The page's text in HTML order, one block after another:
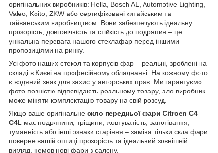
оригінальних виробників: Hella, Bosch AL, Automotive Lighting,
Valeo, Koito, ZKW або сертифіковані китайським та
тайванським виробництвом. Вони забезпечують ідеальну
прозорість, довговічність та стійкість до подряпин – це
унікальна перевага нашого стеклафар перед іншими
пропозиціями на ринку.
Усі фото наших стекол та корпусів фар – реальні, зроблені на
складі в Києві на професійному обладнанні. На кожному фото
є водяний знак для захисту авторських прав. Ми гарантуємо:
фото повністю відповідають реальному товару, але виробник
може міняти комплектацію товару на свій розсуд.
Якщо ваше оригінальне скло передньої фари Citroen C4
C4L має подряпини, тріщини, жовтуватість, запотівання,
туманність або інші ознаки старіння – заміна тільки скла фари
поверне вашій оптиці прозорість та ідеальний зовнішній
вигляд, немов нові фари з салону.